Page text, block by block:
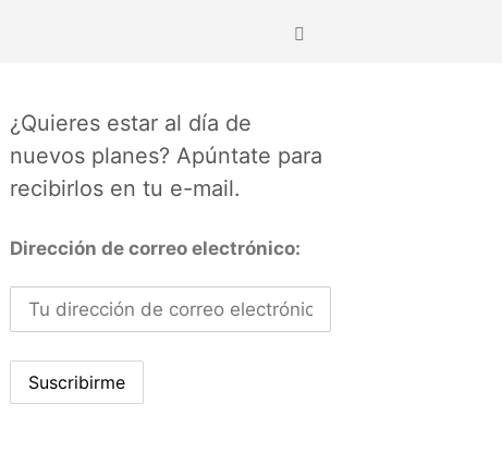
¿Quieres estar al día de
nuevos planes? Apúntate para
recibirlos en tu e-mail.
Dirección de correo electrónico: